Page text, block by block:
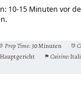
10-15 Minuten vor
Prep Time: 30 Minuten
Hauptgericht Cuisine: